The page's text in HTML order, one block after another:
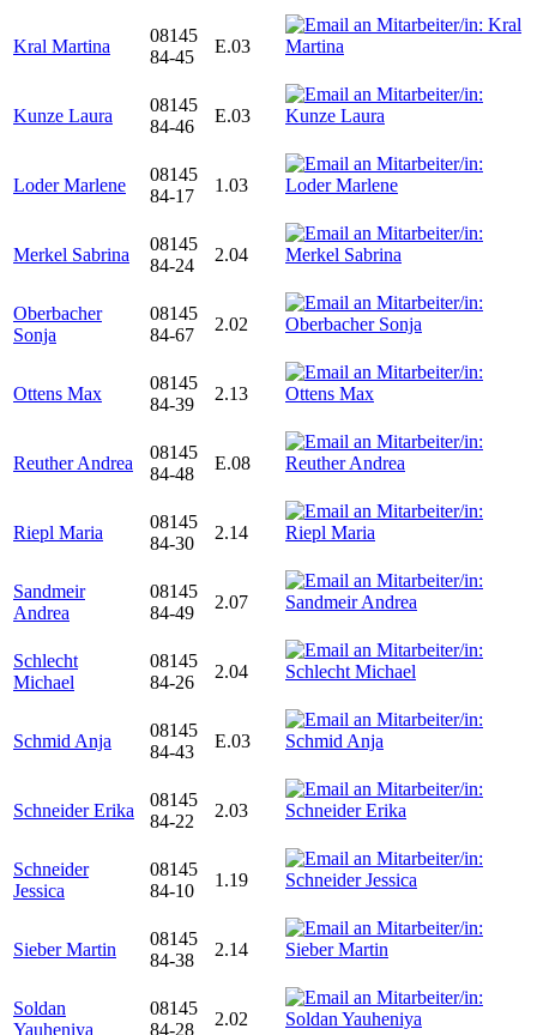
Kral Martina
08145
84-45
E.03
Kunze Laura
08145
84-46
E.03
Loder Marlene
08145
84-17
1.03
Merkel Sabrina
08145
84-24
2.04
Oberbacher
Sonja
08145
84-67
2.02
Ottens Max
08145
84-39
2.13
Reuther Andrea
08145
84-48
E.08
Riepl Maria
08145
84-30
2.14
Sandmeir
Andrea
08145
84-49
2.07
Schlecht
Michael
08145
84-26
2.04
Schmid Anja
08145
84-43
E.03
Schneider Erika
08145
84-22
2.03
Schneider
Jessica
08145
84-10
1.19
Sieber Martin
08145
84-38
2.14
Soldan
Yauheniya
08145
84-28
2.02